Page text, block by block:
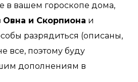
в вашем гороскопе дома,
Овна и Скорпиона и
разрядиться (описаны,
все, поэтому буду
дополнениям в